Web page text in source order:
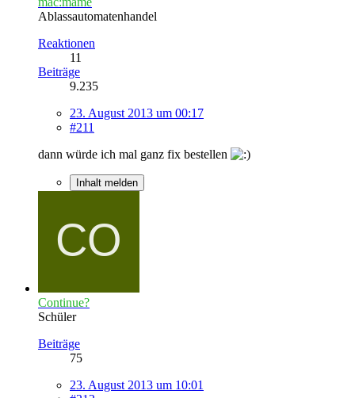
Ablassautomatenhandel
Reaktionen
11
Beiträge
9.235
23. August 2013 um 00:17
#211
dann würde ich mal ganz fix bestellen
Inhalt melden
Continue?
Schüler
Beiträge
75
23. August 2013 um 10:01